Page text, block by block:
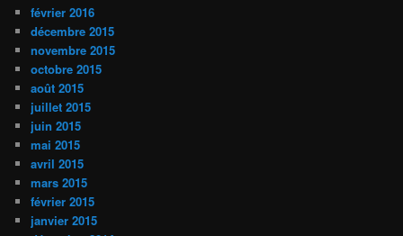
février 2016
décembre 2015
novembre 2015
octobre 2015
août 2015
juillet 2015
juin 2015
mai 2015
avril 2015
mars 2015
février 2015
janvier 2015